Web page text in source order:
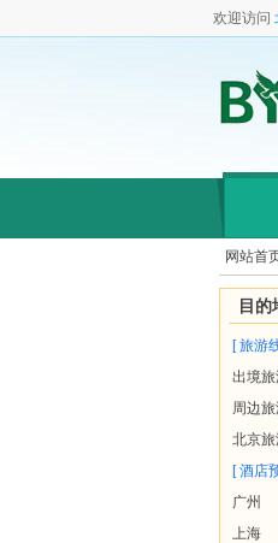
欢迎访问
网站首
目的
[ 旅游
出境
周边
北京
[ 酒店
广州
上海